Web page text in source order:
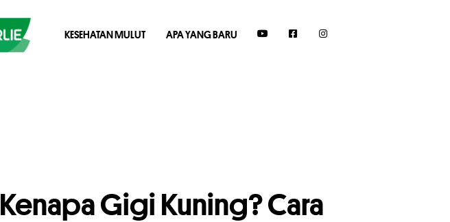
KESEHATAN MULUT APA YANG BARU
Kenapa Gigi Kuning? Cara